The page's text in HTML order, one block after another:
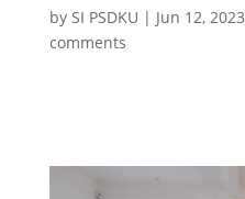
by SI PSDKU | Jun 12, 2023
comments